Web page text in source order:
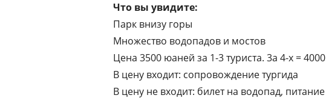
Что вы увидите:
Парк внизу горы
Множество водопадов и мостов
Цена 3500 юаней за 1-3 туриста. 3а 4-х =
В цену входит: сопровождение тургида
В цену не входит: билет на водопад,